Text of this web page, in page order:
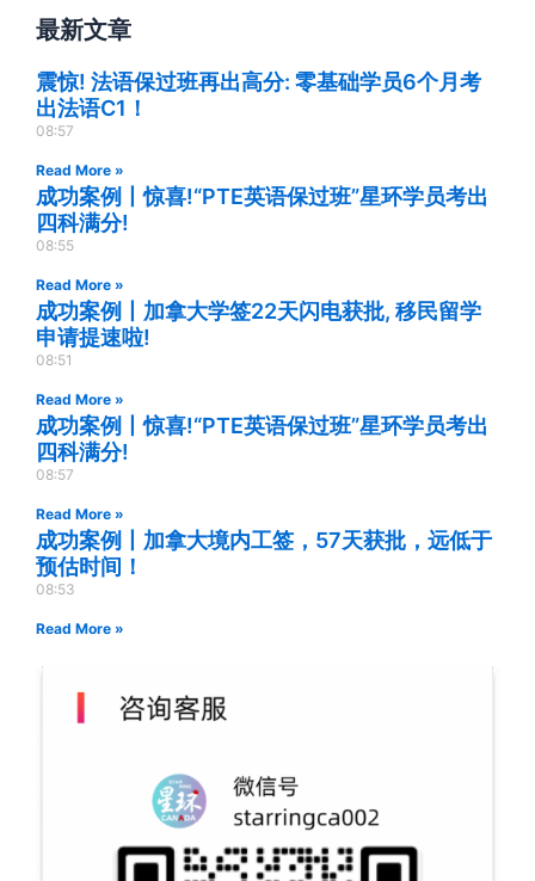
最新文章
震惊! 法语保过班再出高分: 零基础学员6个月考
出法语C1！
08:57
Read More »
成功案例丨惊喜!“PTE英语保过班”星环学员考出
四科满分!
08:55
Read More »
成功案例丨加拿大学签22天闪电获批, 移民留学
申请提速啦!
08:51
Read More »
成功案例丨惊喜!“PTE英语保过班”星环学员考出
四科满分!
08:57
Read More »
成功案例丨加拿大境内工签，57天获批，远低于
预估时间！
08:53
Read More »